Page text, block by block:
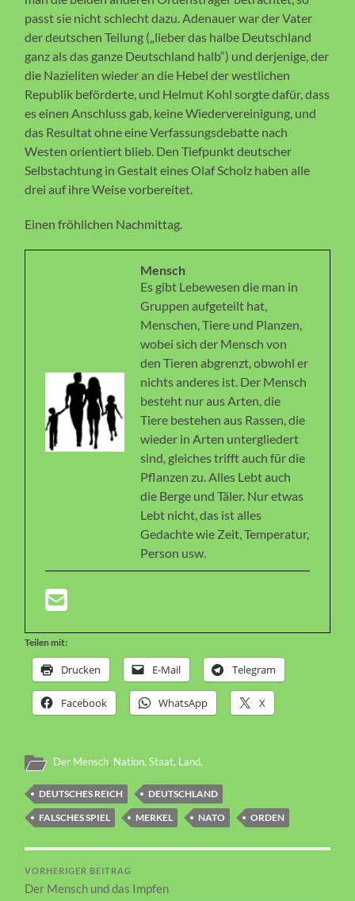
passt sie nicht schlecht dazu. Adenauer war der Vater
der deutschen Teilung („lieber das halbe Deutschland
ganz als das ganze Deutschland halb“) und derjenige, der
die Nazieliten wieder an die Hebel der westlichen
Republik beförderte, und Helmut Kohl sorgte dafür, dass
es einen Anschluss gab, keine Wiedervereinigung, und
das Resultat ohne eine Verfassungsdebatte nach
Westen orientiert blieb. Den Tiefpunkt deutscher
Selbstachtung in Gestalt eines Olaf Scholz haben alle
drei auf ihre Weise vorbereitet.
Einen fröhlichen Nachmittag.
Mensch
Es gibt Lebewesen die man in
Gruppen aufgeteilt hat,
Menschen, Tiere und Planzen,
wobei sich der Mensch von
den Tieren abgrenzt, obwohl er
nichts anderes ist. Der Mensch
besteht nur aus Arten, die
Tiere bestehen aus Rassen, die
wieder in Arten untergliedert
sind, gleiches trifft auch für die
Pflanzen zu. Alles Lebt auch
die Berge und Täler. Nur etwas
Lebt nicht, das ist alles
Gedachte wie Zeit, Temperatur,
Person usw.
Teilen mit:
Drucken E-Mail Telegram
Facebook WhatsApp X
Der Mensch, Nation, Staat, Land,
DEUTSCHES REICH
DEUTSCHLAND
FALSCHES SPIEL
MERKEL NATO ORDEN
VORHERIGER BEITRAG
Der Mensch und das Impfen